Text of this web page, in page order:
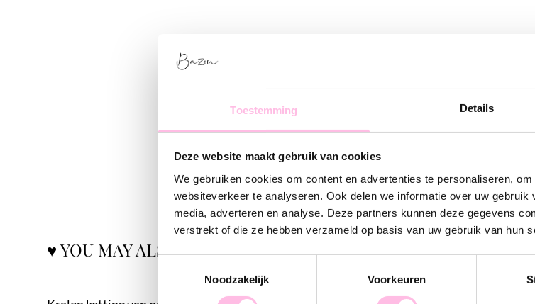
Toestemming Details
Deze website maakt gebruik van cookies
We gebruiken cookies om content en advertenties te personaliseren,
websiteverkeer te analyseren. Ook delen we informatie over uw
media, adverteren en analyse. Deze partners kunnen deze gegevens
verstrekt of die ze hebben verzameld op basis van uw gebruik van hun
Noodzakelijk
Voorkeuren
♥ YOU MAY ALSO LOVE...